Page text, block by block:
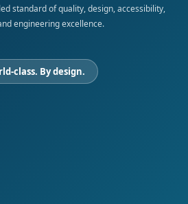
standard of quality, design, accessibility,
engineering excellence.
class. By design.